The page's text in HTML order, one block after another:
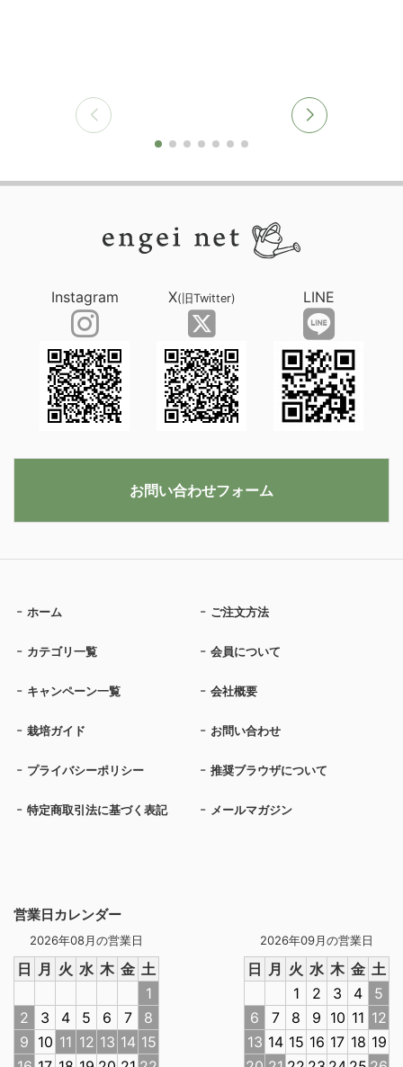
営業日カレンダー
2026年08月の営業日
日 月 火 水 木 金 土
1
2
3 4 5 6 7
8
9 10 11 12 13 14 15
2026年09月の営業日
日 月 火 水 木 金 土
1
2 3 4
5
6
7 8 9 10 11 12
13 14 15 16 17 18 19
ホーム ご注文方法
カテゴリ一覧 会員について
キャンペーン一覧 会社概要
栽培ガイド お問い合わせ
プライバシーポリシー 推奨ブラウザについて
特定商取引法に基づく表記 メールマガジン
Instagram X(旧Twitter) LINE
お問い合わせフォーム